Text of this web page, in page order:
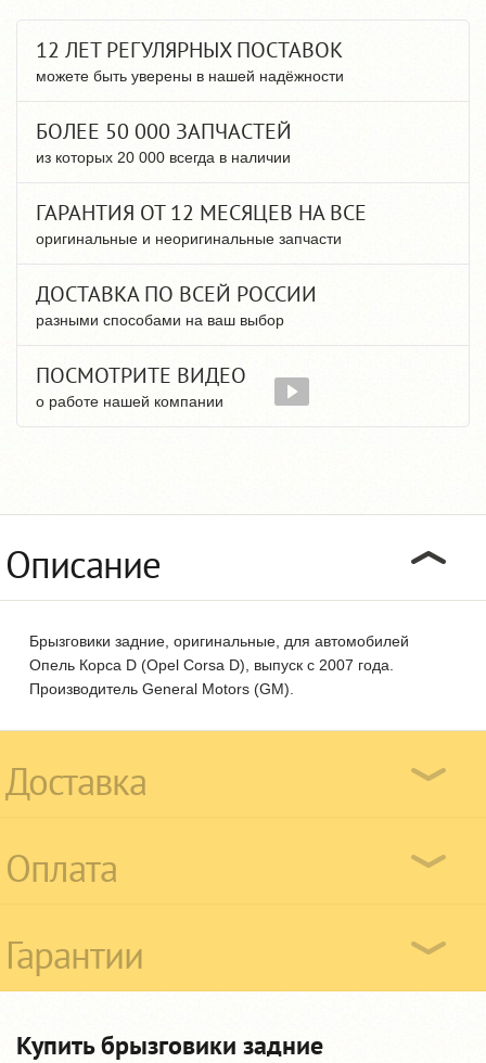
12 ЛЕТ РЕГУЛЯРНЫХ ПОСТАВОК
можете быть уверены в нашей надёжности
БОЛЕЕ 50 000 ЗАПЧАСТЕЙ
из которых 20 000 всегда в наличии
ГАРАНТИЯ ОТ 12 МЕСЯЦЕВ НА ВСЕ
оригинальные и неоригинальные запчасти
ДОСТАВКА ПО ВСЕЙ РОССИИ
разными способами на ваш выбор
ПОСМОТРИТЕ ВИДЕО
о работе нашей компании
Описание
Брызговики задние, оригинальные, для автомобилей
Опель Корса D (Opel Corsa D), выпуск с 2007 года.
Производитель General Motors (GM).
Доставка
Оплата
Гарантии
Купить брызговики задние